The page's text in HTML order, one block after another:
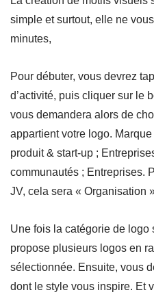
simple et surtout, elle ne
minutes,
Pour débuter, vous devrez
d’activité, puis cliquer sur le
vous demandera alors de
appartient votre logo.
produit & start-up ;
communautés ; Entreprises.
JV, cela sera « Organisation
Une fois la catégorie de logo
propose plusieurs logos en
sélectionnée. Ensuite, vous
dont le style vous inspire. Et